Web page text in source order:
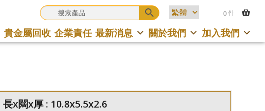
0 件
貴金屬回收 企業責任 最新消息 關於我們 加入我們
長x闊x厚 : 10.8x5.5x2.6